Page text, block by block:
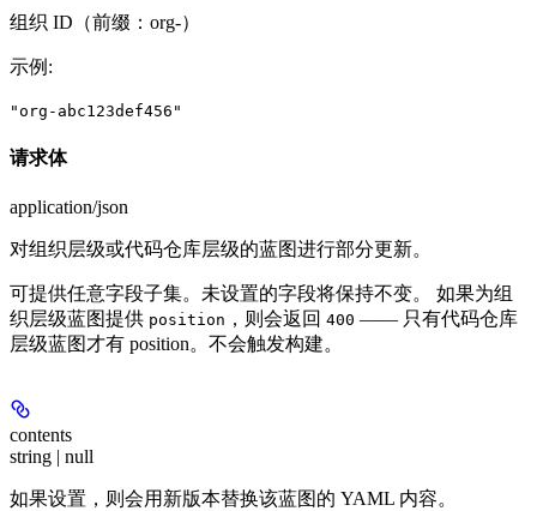
组织 ID（前缀：org-）
示例 :
"org-abc123def456"
请求体
application/json
对组织层级或代码仓库层级的蓝图进行部分更新。
可提供任意字段子集。未设置的字段将保持不变。 如果为组
织层级蓝图提供 position ，则会返回 400 —— 只有代码仓库
层级蓝图才有 position。不会触发构建。
contents
string | null
如果设置，则会用新版本替换该蓝图的 YAML 内容。